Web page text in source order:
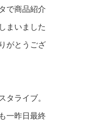
で商品紹介
まいました
がとうござ
ライブ。
一昨日最終